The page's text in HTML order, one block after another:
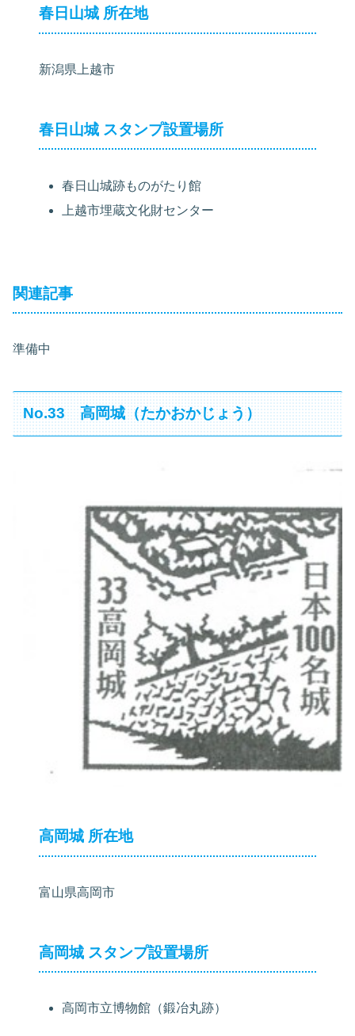
春日山城 所在地
新潟県上越市
春日山城 スタンプ設置場所
春日山城跡ものがたり館
上越市埋蔵文化財センター
関連記事
準備中
No.33 高岡城（たかおかじょう）
高岡城 所在地
富山県高岡市
高岡城 スタンプ設置場所
高岡市立博物館（鍛冶丸跡）